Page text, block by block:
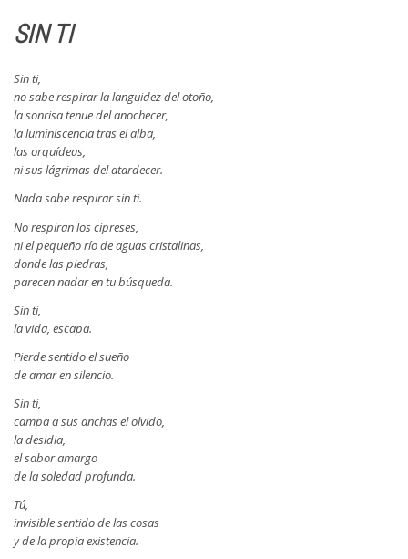
SIN TI
Sin ti,
no sabe respirar la languidez del otoño,
la sonrisa tenue del anochecer,
la luminiscencia tras el alba,
las orquídeas,
ni sus lágrimas del atardecer.
Nada sabe respirar sin ti.
No respiran los cipreses,
ni el pequeño río de aguas cristalinas,
donde las piedras,
parecen nadar en tu búsqueda.
Sin ti,
la vida, escapa.
Pierde sentido el sueño
de amar en silencio.
Sin ti,
campa a sus anchas el olvido,
la desidia,
el sabor amargo
de la soledad profunda.
Tú,
invisible sentido de las cosas
y de la propia existencia.